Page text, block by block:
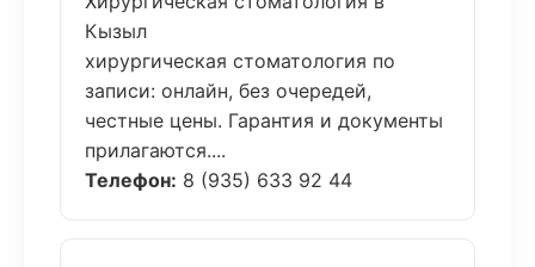
Кызыл
хирургическая стоматология по
записи: онлайн, без очередей,
честные цены. Гарантия и документы
прилагаются....
Телефон: 8 (935) 633 92 44